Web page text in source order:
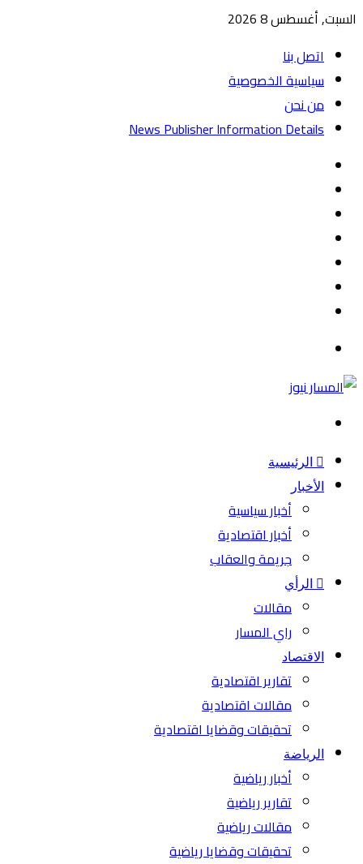
السبت, أغسطس 8 2026
اتصل بنا
سياسية الخصوصية
من نحن
News Publisher Information Details
الرئيسية
الأخبار
أخبار سياسية
أخبار اقتصادية
جريمة والعقاب
الرأي
مقالات
راي المسار
الاقتصاد
تقارير اقتصادية
مقالات اقتصادية
تحقيقات وقضايا اقتصادية
الرياضة
أخبار رياضية
تقارير رياضية
مقالات رياضية
تحقيقات وقضايا رياضية